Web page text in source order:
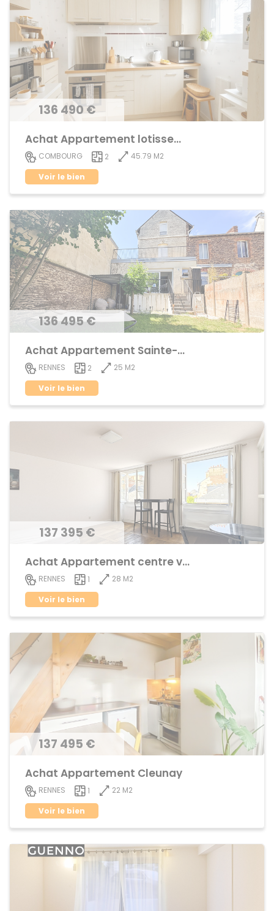
136 490 €
Achat Appartement lotissement
COMBOURG 2
45.79 M2
Voir le bien
136 495 €
Achat Appartement Sainte-Thérèse
RENNES 2
25 M2
Voir le bien
137 395 €
Achat Appartement centre ville
RENNES 1
28 M2
Voir le bien
137 495 €
Achat Appartement Cleunay
RENNES 1
22 M2
Voir le bien